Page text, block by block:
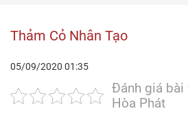
Thảm Cỏ Nhân Tạo
05/09/2020 01:35
Đánh giá bài
Hòa Phát